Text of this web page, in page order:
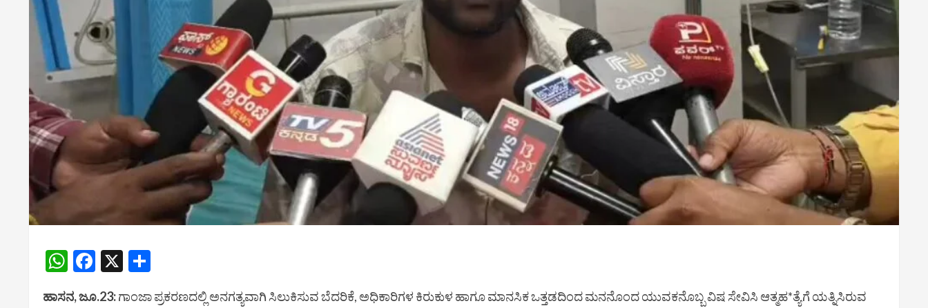
WhatsApp
Facebook
X
ಹಾಸನ, ಜೂ.23:ಗಾಂಜಾ ಪ್ರಕರಣದಲ್ಲಿ ಅನಗತ್ಯವಾಗಿ ಸಿಲುಕಿಸುವ ಬೆದರಿಕೆ, ಅಧಿಕಾರಿಗಳ ಕಿರುಕುಳ ಹಾಗೂ ಮಾನಸಿಕ ಒತ್ತಡದಿಂದ ಮನನೊಂದ ಯುವಕನೊಬ್ಬ ವಿಷ ಸೇವಿಸಿ ಆತ್ಮಹ*ತ್ಯೆಗೆ ಯತ್ನಿಸಿರುವ